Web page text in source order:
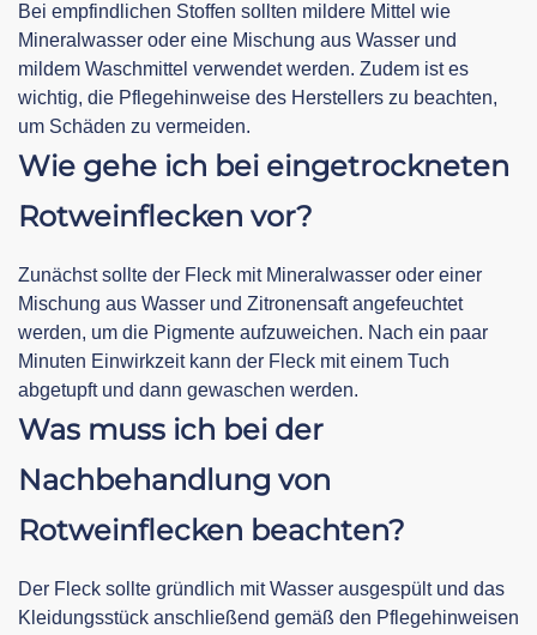
Bei empfindlichen Stoffen sollten mildere Mittel wie
Mineralwasser oder eine Mischung aus Wasser und
mildem Waschmittel verwendet werden. Zudem ist es
wichtig, die Pflegehinweise des Herstellers zu beachten,
um Schäden zu vermeiden.
Wie gehe ich bei eingetrockneten
Rotweinflecken vor?
Zunächst sollte der Fleck mit Mineralwasser oder einer
Mischung aus Wasser und Zitronensaft angefeuchtet
werden, um die Pigmente aufzuweichen. Nach ein paar
Minuten Einwirkzeit kann der Fleck mit einem Tuch
abgetupft und dann gewaschen werden.
Was muss ich bei der
Nachbehandlung von
Rotweinflecken beachten?
Der Fleck sollte gründlich mit Wasser ausgespült und das
Kleidungsstück anschließend gemäß den Pflegehinweisen